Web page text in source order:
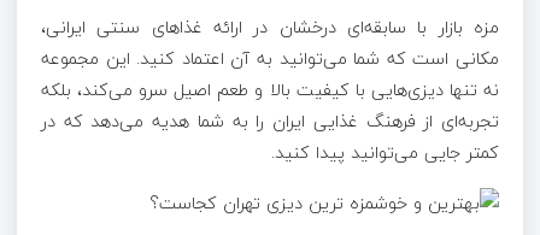
مزه بازار با سابقه‌ای درخشان در ارائه غذاهای سنتی ایرانی،
مکانی است که شما می‌توانید به آن اعتماد کنید. این مجموعه
نه تنها دیزی‌هایی با کیفیت بالا و طعم اصیل سرو می‌کند، بلکه
تجربه‌ای از فرهنگ غذایی ایران را به شما هدیه می‌دهد که در
کمتر جایی می‌توانید پیدا کنید.